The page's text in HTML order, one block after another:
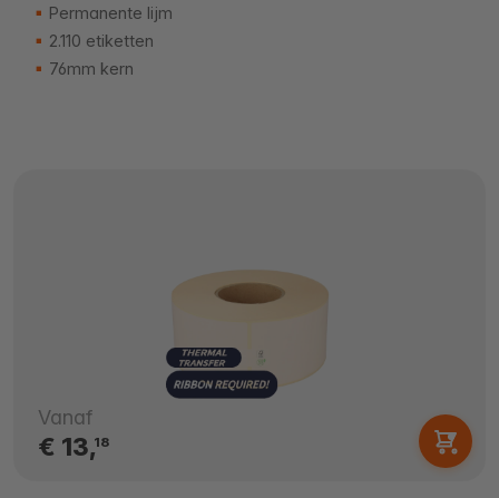
Permanente lijm
2.110 etiketten
76mm kern
Vanaf
€ 13,18